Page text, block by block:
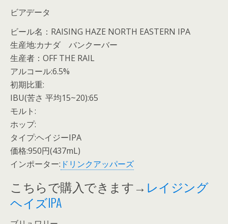
ビアデータ
ビール名：RAISING HAZE NORTH EASTERN IPA
生産地:カナダ バンクーバー
生産者：OFF THE RAIL
アルコール:6.5%
初期比重:
IBU(苦さ 平均15~20):65
モルト:
ホップ:
タイプ:ヘイジーIPA
価格:950円(437mL)
インポーター: ドリンクアッパーズ
こちらで購入できます→ レイジング
ヘイズIPA